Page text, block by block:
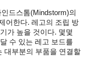
드스톰(Mindstorm)의
어한다. 레고의 조립 방
가 높을 것이다. 몇몇
수 있는 레고 보드를
대부분의 부품을 연결할